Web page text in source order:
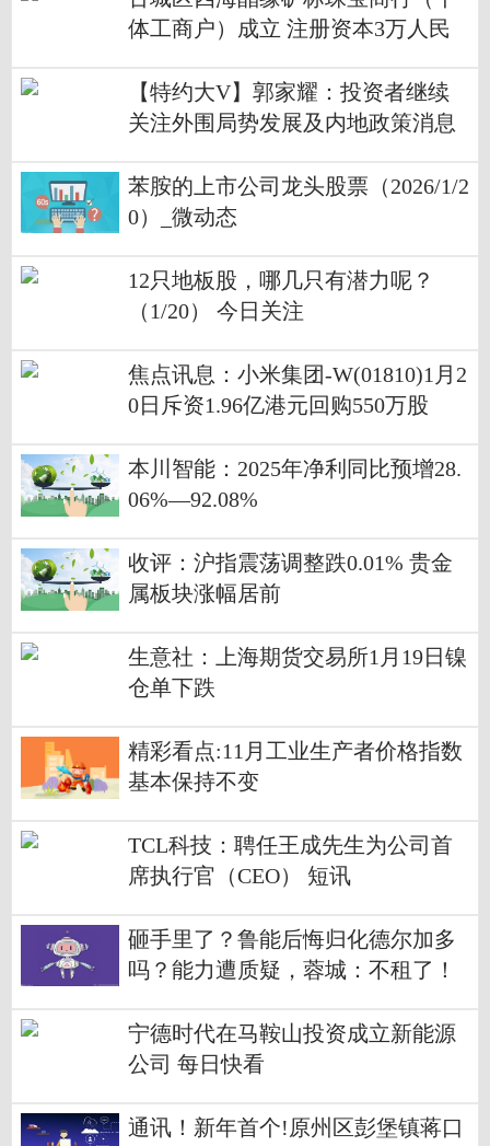
体工商户）成立 注册资本3万人民
【特约大V】郭家耀：投资者继续
关注外围局势发展及内地政策消息
苯胺的上市公司龙头股票（2026/1/2
0）_微动态
12只地板股，哪几只有潜力呢？
（1/20） 今日关注
焦点讯息：小米集团-W(01810)1月2
0日斥资1.96亿港元回购550万股
本川智能：2025年净利同比预增28.
06%—92.08%
收评：沪指震荡调整跌0.01% 贵金
属板块涨幅居前
生意社：上海期货交易所1月19日镍
仓单下跌
精彩看点:11月工业生产者价格指数
基本保持不变
TCL科技：聘任王成先生为公司首
席执行官（CEO） 短讯
砸手里了？鲁能后悔归化德尔加多
吗？能力遭质疑，蓉城：不租了！
宁德时代在马鞍山投资成立新能源
公司 每日快看
通讯！新年首个!原州区彭堡镇蒋口